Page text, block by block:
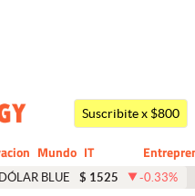
Suscribite x $800
Mundo
CIO
IT
Business
DÓLAR BLUE $ 1525 -0.33%